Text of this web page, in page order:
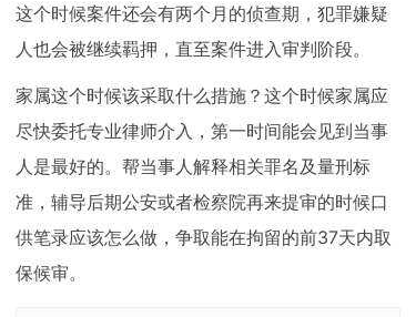
这个时候案件还会有两个月的侦查期，犯罪嫌疑
人也会被继续羁押，直至案件进入审判阶段。
家属这个时候该采取什么措施？这个时候家属应
尽快委托专业律师介入，第一时间能会见到当事
人是最好的。帮当事人解释相关罪名及量刑标
准，辅导后期公安或者检察院再来提审的时候口
供笔录应该怎么做，争取能在拘留的前37天内取
保候审。